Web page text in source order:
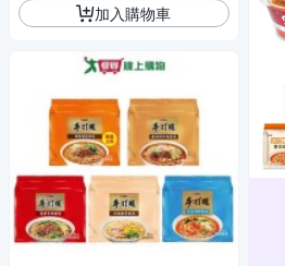
加入購物車